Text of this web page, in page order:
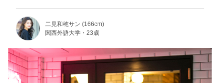
二見和穂サン (166cm)
関西外語大学・23歳